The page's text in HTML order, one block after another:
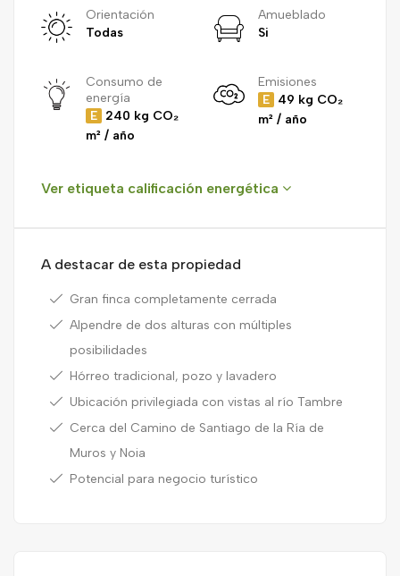
Orientación
Todas
Amueblado
Si
Consumo de
energía
E 240 kg CO₂
m² / año
Emisiones
E 49 kg CO₂
m² / año
Ver etiqueta calificación energética
A destacar de esta propiedad
Gran finca completamente cerrada
Alpendre de dos alturas con múltiples
posibilidades
Hórreo tradicional, pozo y lavadero
Ubicación privilegiada con vistas al río Tambre
Cerca del Camino de Santiago de la Ría de
Muros y Noia
Potencial para negocio turístico